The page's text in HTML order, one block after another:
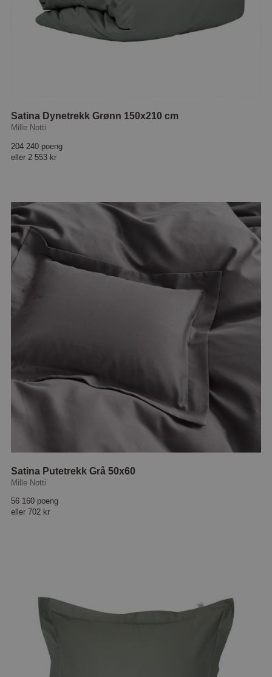
Satina Dynetrekk Grønn 150x210 cm
Mille Notti
204 240 poeng
eller 2 553 kr
Satina Putetrekk Grå 50x60
Mille Notti
56 160 poeng
eller 702 kr